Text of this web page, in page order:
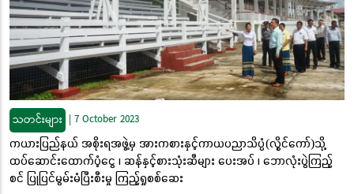
သတင်းများ | 7 October 2023
ကယားပြည်နယ် အစိုးရအဖွဲ့မှ အားကစားနှင့်ကာယပညာသိပ္ပံ(လွိုင်ကော်)သို့
ထပ်ဆောင်းထောက်ပံ့ငွေ ၊ ဆန်နှင့်စားသုံးဆီများ ပေးအပ် ၊ ဘောလုံးပွဲကြည့်
စင် ပြုပြင်မွမ်းမံပြီးစီးမှု ကြည့်ရှုစစ်ဆေး